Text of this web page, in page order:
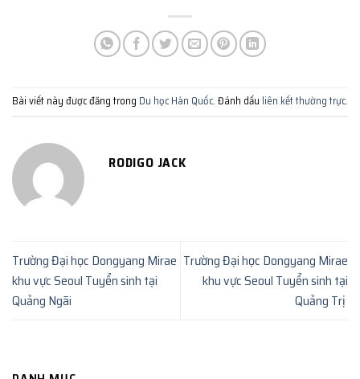
Bài viết này được đăng trong Du học Hàn Quốc. Đánh dấu liên kết thường trực.
RODIGO JACK
Trường Đại học Dongyang Mirae
khu vực Seoul Tuyển sinh tại
Quảng Ngãi
Trường Đại học Dongyang Mirae
khu vực Seoul Tuyển sinh tại
Quảng Trị